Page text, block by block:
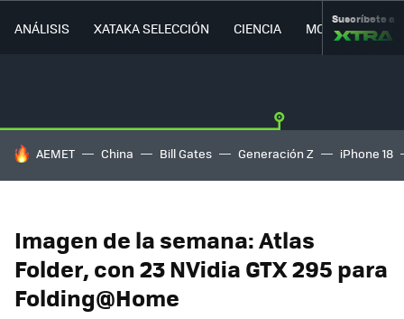
ANÁLISIS XATAKA SELECCIÓN CIENCIA MOVILIDAD
Suscríbete a
HOY SE HABLA DE
AEMET China Bill Gates Generación Z iPhone 18
Imagen de la semana: Atlas
Folder, con 23 NVidia GTX 295 para
Folding@Home